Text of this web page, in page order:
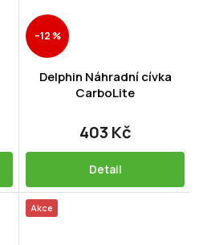
–12 %
Delphin Náhradní cívka
CarboLite
403 Kč
Detail
Akce